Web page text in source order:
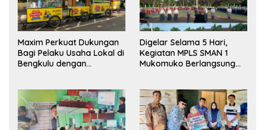
Maxim Perkuat Dukungan
Bagi Pelaku Usaha Lokal di
Bengkulu dengan
Pasar
Digelar Selama 5 Hari,
Kegiatan MPLS SMAN 1
Mukomuko Berlangsung